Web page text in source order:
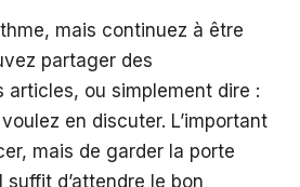
mais continuez à être
partager des
articles, ou simplement dire :
en discuter. L’important
mais de garder la porte
suffit d’attendre le bon